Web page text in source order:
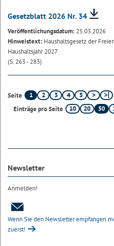
Gesetzblatt 2026 Nr. 34
Veröffentlichungsdatum: 25.03.2026
Hinweistext: Haushaltsgesetz der
Haushaltsjahr 2027
(S. 263 - 283)
Seite 1 2 3 4
5
Einträge pro Seite
10 20 50
Newsletter
Anmelden!
Wenn Sie den Newsletter empfangen
zuerst!